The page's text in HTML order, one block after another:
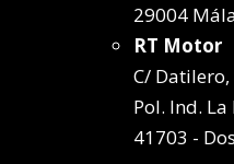
29004
RT Motor
C/ Datilero,
Pol. Ind.
41703 -